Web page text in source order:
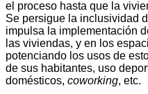
el proceso hasta que la
Se persigue la inclusividad
impulsa la implementación
las viviendas, y en los
potenciando los usos de
de sus habitantes, uso
domésticos, coworking, etc.